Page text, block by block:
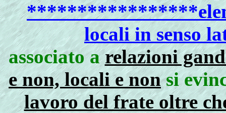
locali in
associato arelazioni
e non, locali e nonsi
lavoro del frate oltre